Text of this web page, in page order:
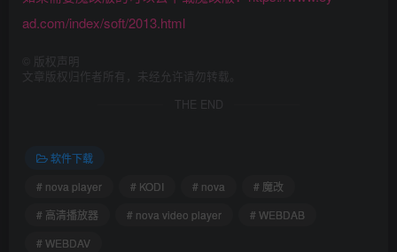
ad.com/index/soft/2013.html
版权声明
文章版权归作者所有，未经允许请勿转载。
THE END
软件下载
# nova player
# KODI # nova
# 魔改
# 高清播放器
# nova video player
# WEBDAB
# WEBDAV